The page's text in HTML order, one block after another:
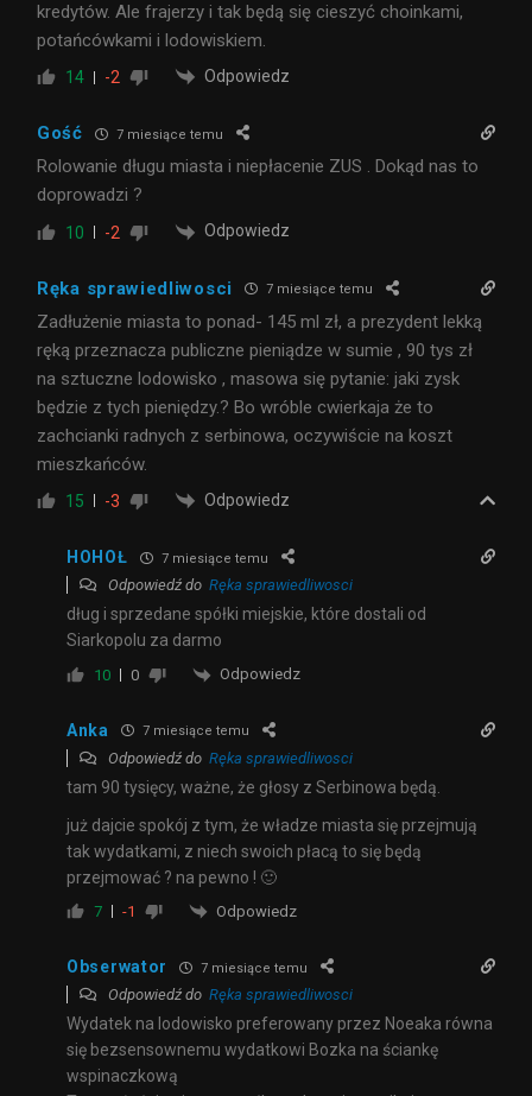
kredytów. Ale frajerzy i tak będą się cieszyć choinkami,
potańcówkami i lodowiskiem.
14 -2 Odpowiedz
Gość 7 miesiące temu
Rolowanie długu miasta i niepłacenie ZUS . Dokąd nas to
doprowadzi ?
10 -2 Odpowiedz
Ręka sprawiedliwosci 7 miesiące temu
Zadłużenie miasta to ponad- 145 ml zł, a prezydent lekką
ręką przeznacza publiczne pieniądze w sumie , 90 tys zł
na sztuczne lodowisko , masowa się pytanie: jaki zysk
będzie z tych pieniędzy.? Bo wróble cwierkaja że to
zachcianki radnych z serbinowa, oczywiście na koszt
mieszkańców.
15 -3 Odpowiedz
HOHOŁ 7 miesiące temu
Odpowiedź do Ręka sprawiedliwosci
dług i sprzedane spółki miejskie, które dostali od
Siarkopolu za darmo
10 0 Odpowiedz
Anka 7 miesiące temu
Odpowiedź do Ręka sprawiedliwosci
tam 90 tysięcy, ważne, że głosy z Serbinowa będą.
już dajcie spokój z tym, że władze miasta się przejmują
tak wydatkami, z niech swoich płacą to się będą
przejmować ? na pewno ! 🙂
7 -1 Odpowiedz
Obserwator 7 miesiące temu
Odpowiedź do Ręka sprawiedliwosci
Wydatek na lodowisko preferowany przez Noeaka równa
się bezsensownemu wydatkowi Bozka na ściankę
wspinaczkową